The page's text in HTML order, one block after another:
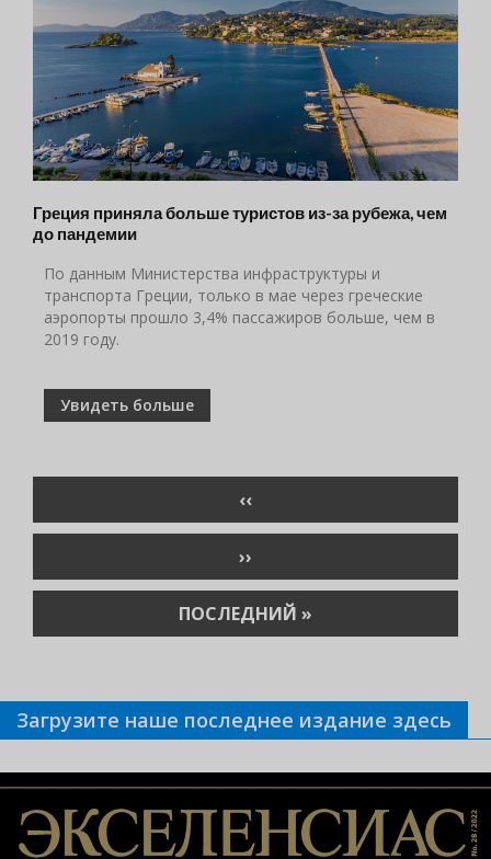
Греция приняла больше туристов из-за рубежа, чем
до пандемии
По данным Министерства инфраструктуры и
транспорта Греции, только в мае через греческие
аэропорты прошло 3,4% пассажиров больше, чем в
2019 году.
Увидеть больше
ПРЕДЫДУЩАЯ
СТРАНИЦА
‹‹
СЛЕДУЮЩАЯ
СТРАНИЦА
››
ПОСЛЕДНЯЯ
СТРАНИЦА
ПОСЛЕДНИЙ »
Загрузите наше последнее издание здесь